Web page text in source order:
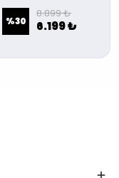
%30
8.899 ₺
6.199 ₺